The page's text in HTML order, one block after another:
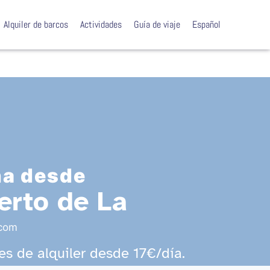
Alquiler de barcos Actividades Guía de viaje Español
desde
de La
de alquiler desde 17€/día.